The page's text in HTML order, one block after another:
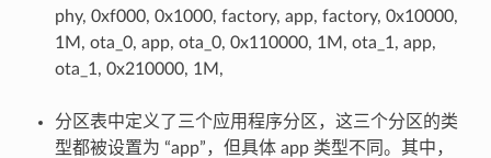
phy, 0xf000, 0x1000, factory, app, factory, 0x10000,
1M, ota_0, app, ota_0, 0x110000, 1M, ota_1, app,
ota_1, 0x210000, 1M,
分区表中定义了三个应用程序分区，这三个分区的类
型都被设置为 “app”，但具体 app 类型不同。其中，